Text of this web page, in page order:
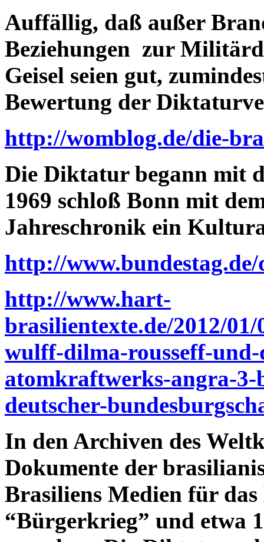
Auffällig, daß außer
Beziehungen zur
Geisel seien gut,
Bewertung der
http://womblog.de/die-
Die Diktatur begann mit
1969 schloß Bonn mit
Jahreschronik ein
http://
http://www.hart-
brasilientexte.de/2012/
wulff-dilma-rousseff-und-
atomkraftwerks-angra-
deutscher-
In den Archiven des
Dokumente der
Brasiliens Medien für
“Bürgerkrieg” und etwa